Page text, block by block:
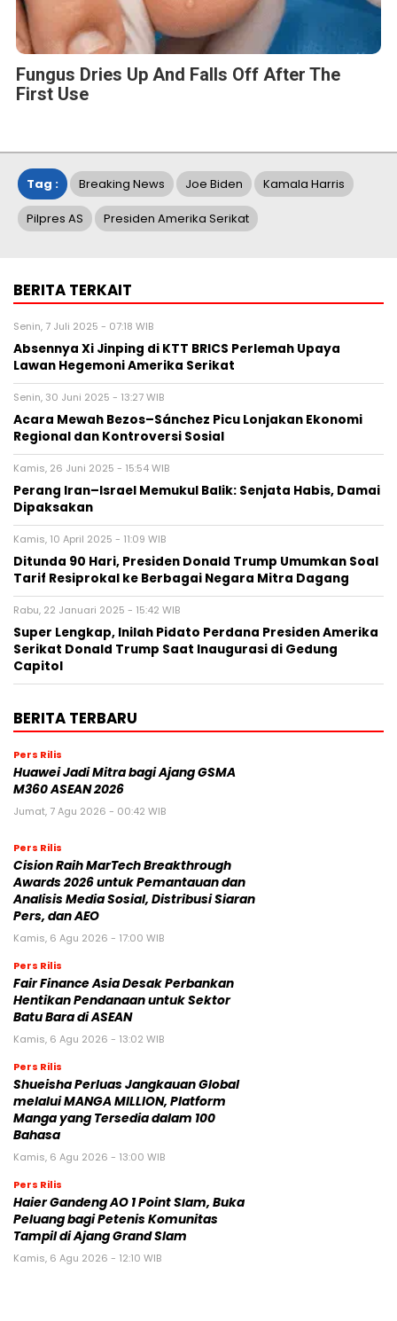
Fungus Dries Up And Falls Off After The
First Use
Tag : Breaking News Joe Biden Kamala Harris
Pilpres AS Presiden Amerika Serikat
BERITA TERKAIT
Senin, 7 Juli 2025 - 07:18 WIB
Absennya Xi Jinping di KTT BRICS Perlemah Upaya
Lawan Hegemoni Amerika Serikat
Senin, 30 Juni 2025 - 13:27 WIB
Acara Mewah Bezos–Sánchez Picu Lonjakan Ekonomi
Regional dan Kontroversi Sosial
Kamis, 26 Juni 2025 - 15:54 WIB
Perang Iran–Israel Memukul Balik: Senjata Habis, Damai
Dipaksakan
Kamis, 10 April 2025 - 11:09 WIB
Ditunda 90 Hari, Presiden Donald Trump Umumkan Soal
Tarif Resiprokal ke Berbagai Negara Mitra Dagang
Rabu, 22 Januari 2025 - 15:42 WIB
Super Lengkap, Inilah Pidato Perdana Presiden Amerika
Serikat Donald Trump Saat Inaugurasi di Gedung
Capitol
BERITA TERBARU
Pers Rilis
Huawei Jadi Mitra bagi Ajang GSMA
M360 ASEAN 2026
Jumat, 7 Agu 2026 - 00:42 WIB
Pers Rilis
Cision Raih MarTech Breakthrough
Awards 2026 untuk Pemantauan dan
Analisis Media Sosial, Distribusi Siaran
Pers, dan AEO
Kamis, 6 Agu 2026 - 17:00 WIB
Pers Rilis
Fair Finance Asia Desak Perbankan
Hentikan Pendanaan untuk Sektor
Batu Bara di ASEAN
Kamis, 6 Agu 2026 - 13:02 WIB
Pers Rilis
Shueisha Perluas Jangkauan Global
melalui MANGA MILLION, Platform
Manga yang Tersedia dalam 100
Bahasa
Kamis, 6 Agu 2026 - 13:00 WIB
Pers Rilis
Haier Gandeng AO 1 Point Slam, Buka
Peluang bagi Petenis Komunitas
Tampil di Ajang Grand Slam
Kamis, 6 Agu 2026 - 12:10 WIB